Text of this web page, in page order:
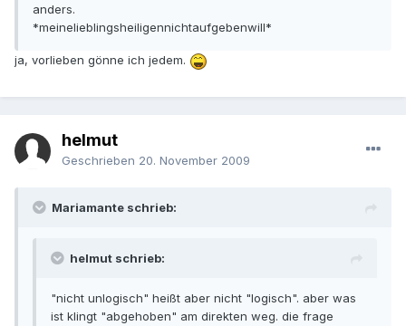
anders.
*meinelieblingsheiligennichtaufgebenwill*
ja, vorlieben gönne ich jedem.
helmut
Geschrieben 20. November 2009
Mariamante schrieb:
helmut schrieb:
"nicht unlogisch" heißt aber nicht "logisch". aber was
ist klingt "abgehoben" am direkten weg. die frage